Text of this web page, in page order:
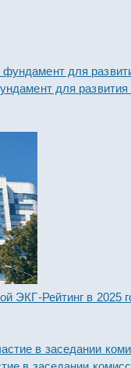
для развития
ЭКГ-Рейтинг в 2025